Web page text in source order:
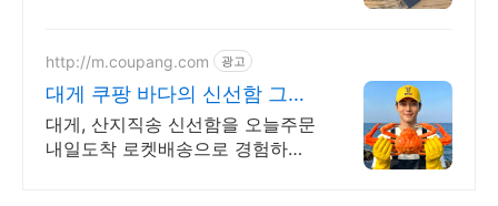
http://m.coupang.com 광고
대게 쿠팡 바다의 신선함 그대
로 식탁에
대게, 산지직송 신선함을 오늘주문
내일도착 로켓배송으로 경험하세